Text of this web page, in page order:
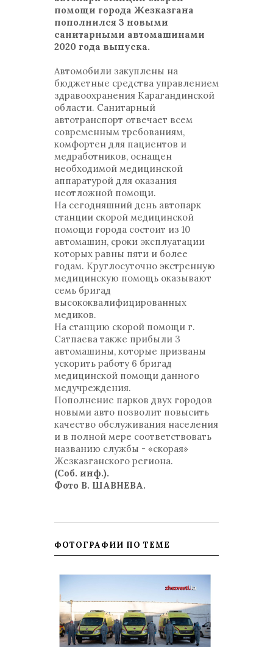
помощи города Жезказгана
пополнился 3 новыми
санитарными автомашинами
2020 года выпуска.
Автомобили закуплены на
бюджетные средства управлением
здравоохранения Карагандинской
области. Санитарный
автотранспорт отвечает всем
современным требованиям,
комфортен для пациентов и
медработников, оснащен
необходимой медицинской
аппаратурой для оказания
неотложной помощи.
На сегодняшний день автопарк
станции скорой медицинской
помощи города состоит из 10
автомашин, сроки эксплуатации
которых равны пяти и более
годам. Круглосуточно экстренную
медицинскую помощь оказывают
семь бригад
высококвалифицированных
медиков.
На станцию скорой помощи г.
Сатпаева также прибыли 3
автомашины, которые призваны
ускорить работу 6 бригад
медицинской помощи данного
медучреждения.
Пополнение парков двух городов
новыми авто позволит повысить
качество обслуживания населения
и в полной мере соответствовать
названию службы - «скорая»
Жезказганского региона.
(Соб. инф.).
Фото В. ШАВНЕВА.
ФОТОГРАФИИ ПО ТЕМЕ